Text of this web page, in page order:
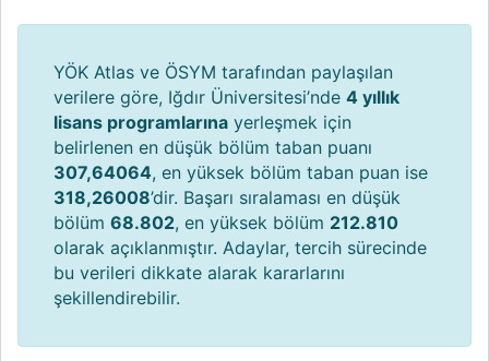
YÖK Atlas ve ÖSYM tarafından paylaşılan
verilere göre, Iğdır Üniversitesi’nde 4 yıllık
lisans programlarına yerleşmek için
belirlenen en düşük bölüm taban puanı
307,64064, en yüksek bölüm taban puan ise
318,26008’dir. Başarı sıralaması en düşük
bölüm 68.802, en yüksek bölüm 212.810
olarak açıklanmıştır. Adaylar, tercih sürecinde
bu verileri dikkate alarak kararlarını
şekillendirebilir.